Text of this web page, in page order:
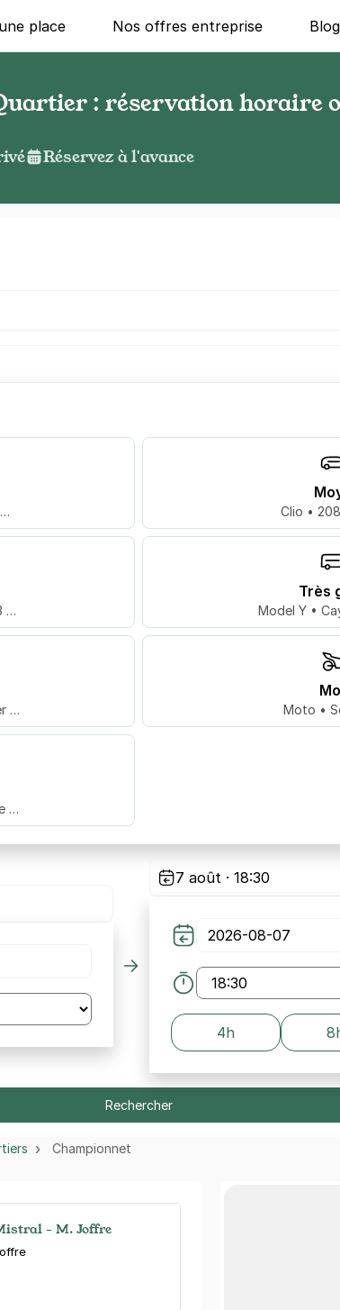
place Nos offres entreprise Blog
: réservation horaire
Réservez à l'avance
Clio •
…
Très
Model Y •
… Moto •
…
7 août · 18:30
4h
Rechercher
Championnet
- M. Joffre